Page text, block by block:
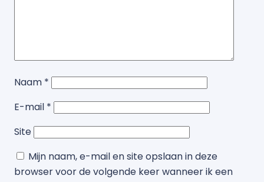
Naam *
E-mail *
Site
Mijn naam, e-mail en site opslaan in deze
browser voor de volgende keer wanneer ik een